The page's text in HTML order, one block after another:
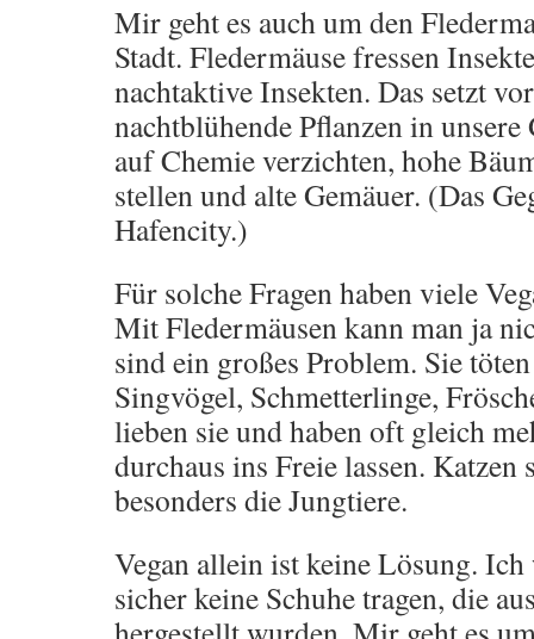
Mir geht es auch um den
Stadt. Fledermäuse fressen
nachtaktive Insekten. Das setzt
nachtblühende Pflanzen in
auf Chemie verzichten, hohe
stellen und alte Gemäuer. (Das
Hafencity.)
Für solche Fragen haben viele
Mit Fledermäusen kann man ja
sind ein großes Problem. Sie
Singvögel, Schmetterlinge,
lieben sie und haben oft gleich
durchaus ins Freie lassen.
besonders die Jungtiere.
Vegan allein ist keine Lösung. Ich
sicher keine Schuhe tragen, die